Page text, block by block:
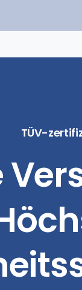
TÜV-